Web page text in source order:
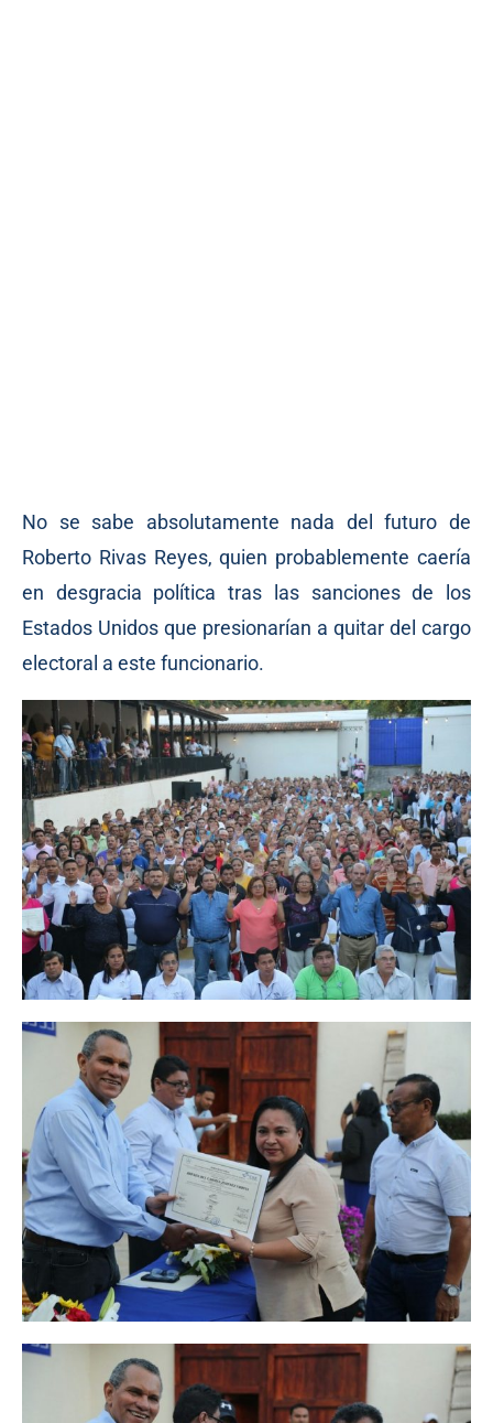
No se sabe absolutamente nada del futuro de
Roberto Rivas Reyes, quien probablemente caería
en desgracia política tras las sanciones de los
Estados Unidos que presionarían a quitar del cargo
electoral a este funcionario.